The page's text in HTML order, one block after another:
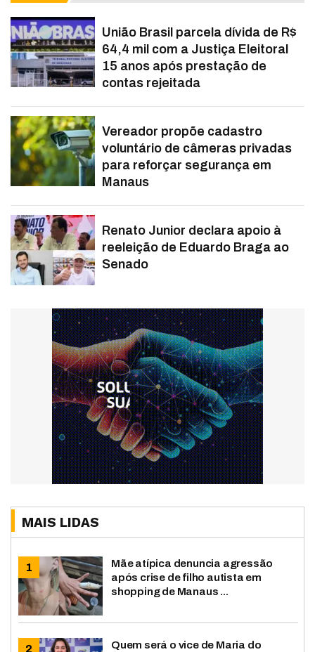
União Brasil parcela dívida de R$
64,4 mil com a Justiça Eleitoral
15 anos após prestação de
contas rejeitada
Vereador propõe cadastro
voluntário de câmeras privadas
para reforçar segurança em
Manaus
Renato Junior declara apoio à
reeleição de Eduardo Braga ao
Senado
MAIS LIDAS
Mãe atípica denuncia agressão
após crise de filho autista em
shopping de Manaus ...
Quem será o vice de Maria do